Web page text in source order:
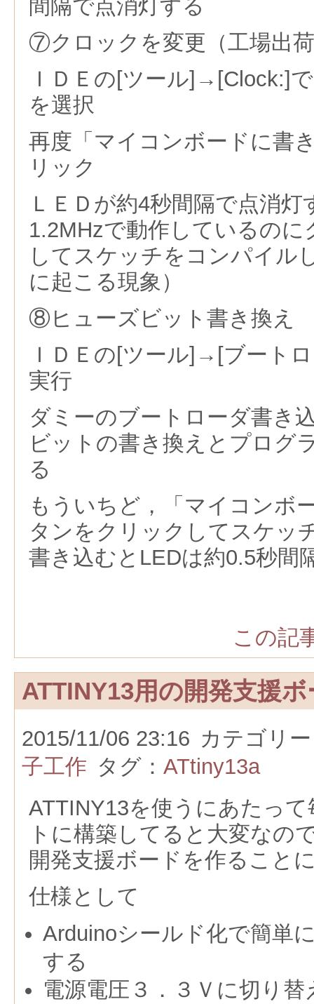
間隔で点消灯する
⑦クロックを変更（工場出
ＩＤＥの[ツール]→[Clock:]
を選択
再度「マイコンボードに書
リック
ＬＥＤが約4秒間隔で点消
1.2MHzで動作しているのに
してスケッチをコンパイル
に起こる現象）
⑧ヒューズビット書き換え
ＩＤＥの[ツール]→[ブート
実行
ダミーのブートローダ書き
ビットの書き換えとプログ
る
もういちど，「マイコンボ
タンをクリックしてスケッ
書き込むとLEDは約0.5秒間
この記
ATTINY13用の開発支援
2015/11/06 23:16 カテゴリ
子工作 タグ： ATtiny13a
ATTINY13を使うにあたっ
トに構築してると大変なの
開発支援ボードを作ること
仕様として
Arduinoシールド化で簡単
する
電源電圧３．３Ｖに切り